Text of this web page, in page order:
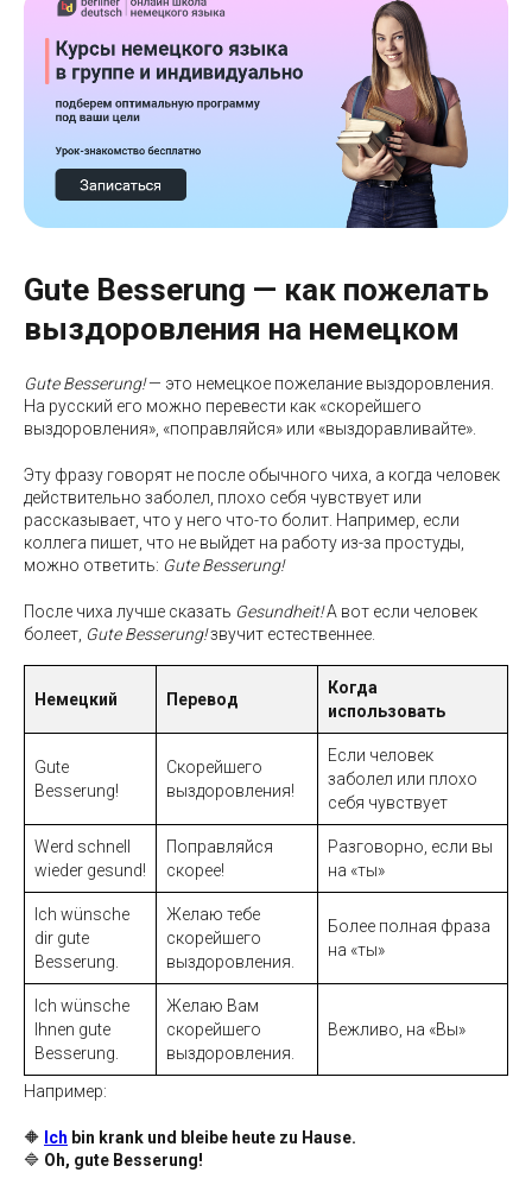
Gute Besserung — как пожелать
выздоровления на немецком
Gute Besserung!— это немецкое пожелание выздоровления.
На русский его можно перевести как «скорейшего
выздоровления», «поправляйся» или «выздоравливайте».
Эту фразу говорят не после обычного чиха, а когда человек
действительно заболел, плохо себя чувствует или
рассказывает, что у него что-то болит. Например, если
коллега пишет, что не выйдет на работу из-за простуды,
можно ответить: Gute Besserung!
После чиха лучше сказать Gesundheit!А вот если человек
болеет, Gute Besserung!звучит естественнее.
Немецкий Перевод
Когда
использовать
Gute
Besserung!
Скорейшего
выздоровления!
Если человек
заболел или плохо
себя чувствует
Werd schnell
wieder gesund!
Поправляйся
скорее!
Разговорно, если вы
на «ты»
Ich wünsche
dir gute
Besserung.
Желаю тебе
скорейшего
выздоровления.
Более полная фраза
на «ты»
Ich wünsche
Ihnen gute
Besserung.
Желаю Вам
скорейшего
выздоровления.
Вежливо, на «Вы»
Например:
🔶 Ich bin krank und bleibe heute zu Hause.
🔷 Oh, gute Besserung!